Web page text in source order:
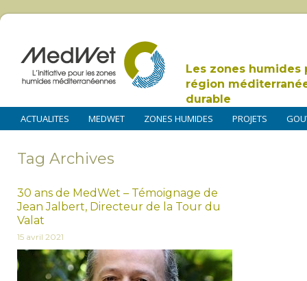
Les zones humides
région
durable
ACTUALITES MEDWET ZONES HUMIDES PROJETS
Tag Archives
30 ans de MedWet – Témoignage de
Jean Jalbert, Directeur de la Tour du
Valat
15 avril 2021